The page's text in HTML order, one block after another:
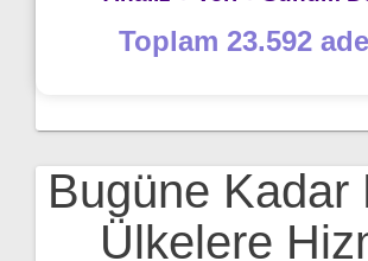
Toplam 23.592
Bugüne Kadar
Ülkelere